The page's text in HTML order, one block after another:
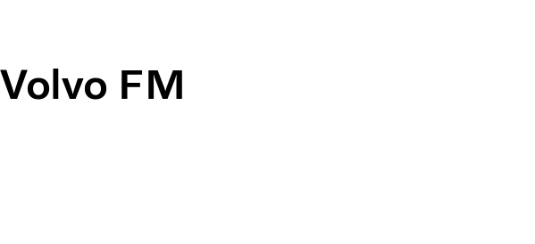
Volvo FM